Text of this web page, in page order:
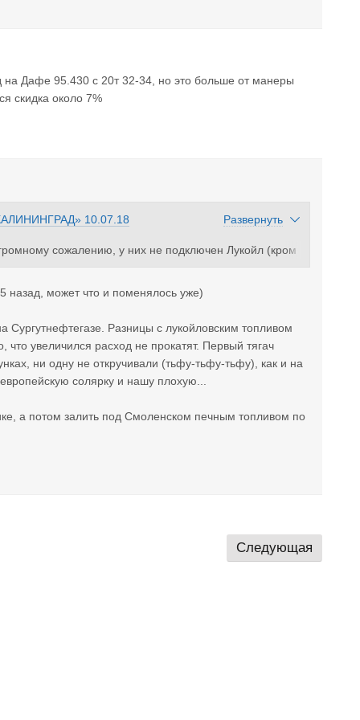
Дафе 95.430 с 20т 32-34, но это больше от манеры
скидка около 7%
10.07.18 Развернуть
сожалению, у них не подключен Лукойл (кром
назад, может что и поменялось уже)
Разницы с лукойловским топливом
что увеличился расход не прокатят. Первый тягач
ни одну не откручивали (тьфу-тьфу-тьфу), как и на
солярку и нашу плохую...
а потом залить под Смоленском печным топливом по
Следующая